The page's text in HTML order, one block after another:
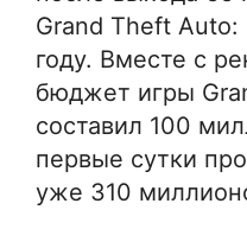
Grand Theft
году. Вместе с
бюджет игры
составил 100
первые сутки
уже 310